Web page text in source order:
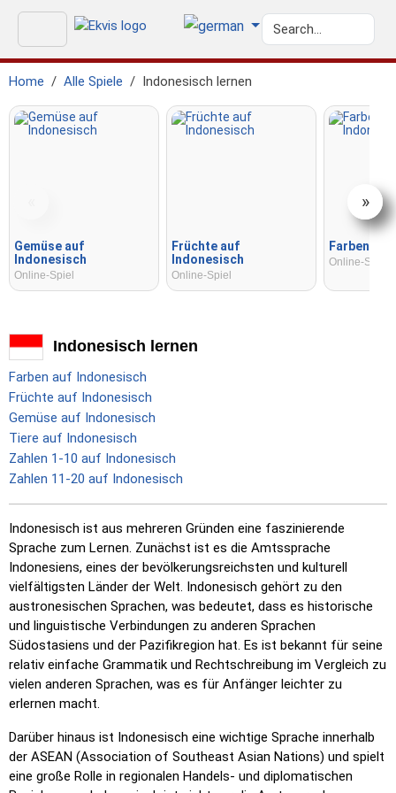
Home Alle Spiele Indonesisch lernen
Gemüse auf
Indonesisch
Online-Spiel
Früchte auf
Indonesisch
Online-Spiel
Farben
Online-Spiel
»
Indonesisch lernen
Farben auf Indonesisch
Früchte auf Indonesisch
Gemüse auf Indonesisch
Tiere auf Indonesisch
Zahlen 1-10 auf Indonesisch
Zahlen 11-20 auf Indonesisch
Indonesisch ist aus mehreren Gründen eine faszinierende
Sprache zum Lernen. Zunächst ist es die Amtssprache
Indonesiens, eines der bevölkerungsreichsten und kulturell
vielfältigsten Länder der Welt. Indonesisch gehört zu den
austronesischen Sprachen, was bedeutet, dass es historische
und linguistische Verbindungen zu anderen Sprachen
Südostasiens und der Pazifikregion hat. Es ist bekannt für seine
relativ einfache Grammatik und Rechtschreibung im Vergleich zu
vielen anderen Sprachen, was es für Anfänger leichter zu
erlernen macht.
Darüber hinaus ist Indonesisch eine wichtige Sprache innerhalb
der ASEAN (Association of Southeast Asian Nations) und spielt
eine große Rolle in regionalen Handels- und diplomatischen